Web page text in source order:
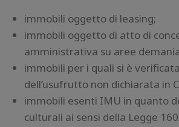
immobili oggetto di leasing;
immobili oggetto di atto di
amministrativa su aree
immobili per i quali si è
dell’usufrutto non dichiarata in
immobili esenti IMU in quanto
culturali ai sensi della Legge